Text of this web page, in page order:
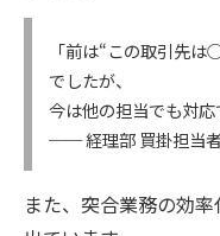
「前は“この取引先
でしたが、
今は他の担当でも対応
── 経理部 買掛担当
また、突合業務の効